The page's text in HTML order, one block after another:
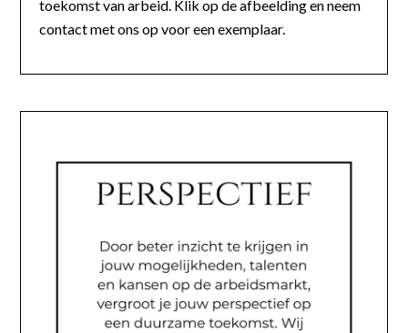
toekomst van arbeid. Klik op de afbeelding en neem
contact met ons op voor een exemplaar.